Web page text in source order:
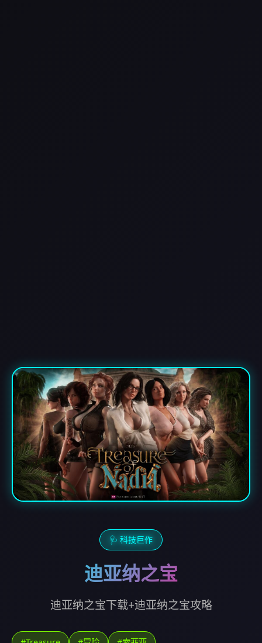
🩺 科技巨作
迪亚纳之宝
迪亚纳之宝下载+迪亚纳之宝攻略